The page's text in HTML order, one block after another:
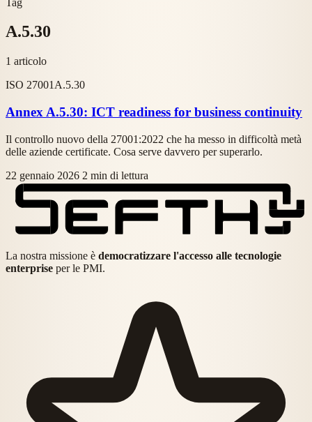
A.5.30
1 articolo
ISO 27001 A.5.30
Annex A.5.30: ICT readiness for business continuity
Il controllo nuovo della 27001:2022 che ha messo in difficoltà metà
delle aziende certificate. Cosa serve davvero per superarlo.
22 gennaio 2026 2 min di lettura
La nostra missione è democratizzare l'accesso alle tecnologie
enterprise per le PMI.